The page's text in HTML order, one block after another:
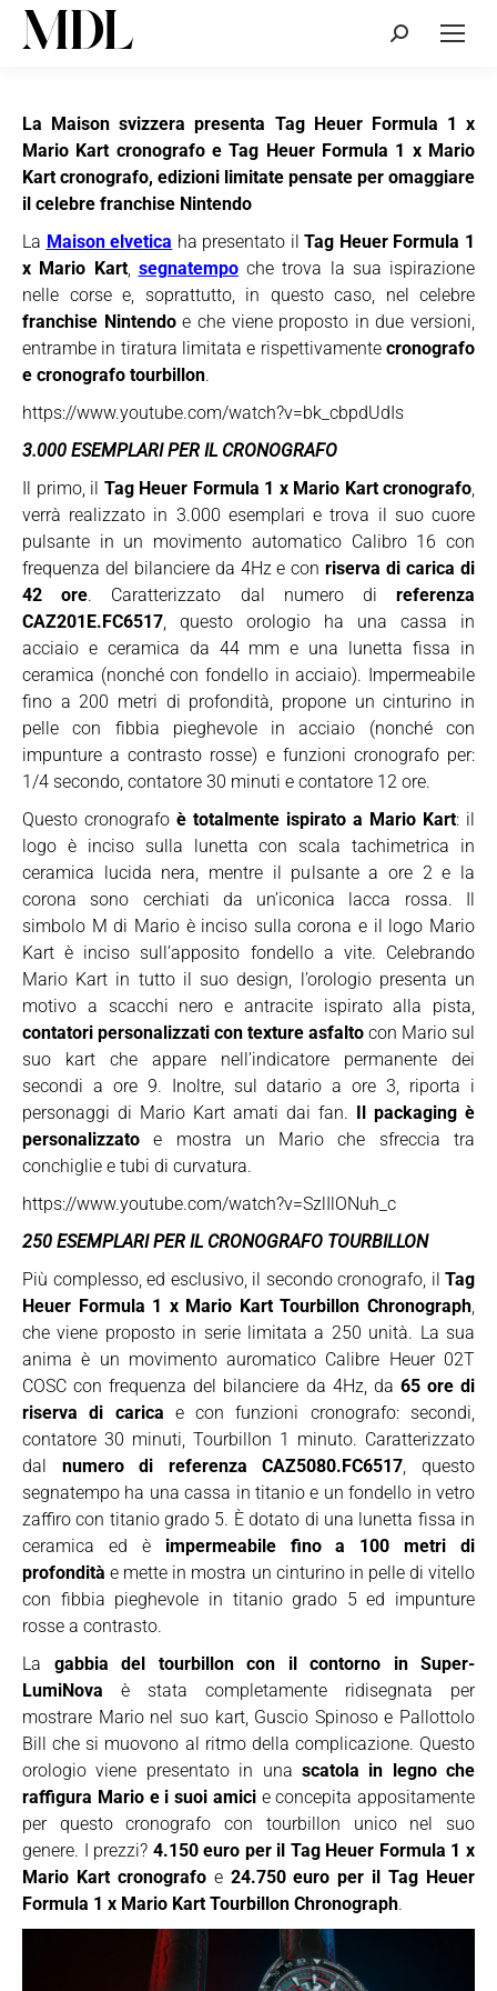
Cerca:
La Maison svizzera presenta Tag Heuer Formula 1 x
Mario Kart cronografo e Tag Heuer Formula 1 x Mario
Kart cronografo, edizioni limitate pensate per omaggiare
il celebre franchise Nintendo
La Maison elvetica ha presentato ilTag Heuer Formula 1
x Mario Kart, segnatempoche trova la sua ispirazione
nelle corse e, soprattutto, in questo caso, nel celebre
franchise Nintendoe che viene proposto in due versioni,
entrambe in tiratura limitata e rispettivamente cronografo
e cronografo tourbillon.
https://www.youtube.com/watch?v=bk_cbpdUdIs
3.000 ESEMPLARI PER IL CRONOGRAFO
Il primo, il Tag Heuer Formula 1 x Mario Kart cronografo,
verrà realizzato in 3.000 esemplari e trova il suo cuore
pulsante in un movimento automatico Calibro 16 con
frequenza del bilanciere da 4Hz e conriserva di carica di
42 ore. Caratterizzato dal numero direferenza
CAZ201E.FC6517, questo orologio ha una cassa in
acciaio e ceramica da 44 mm e una lunetta fissa in
ceramica (nonché con fondello in acciaio). Impermeabile
fino a 200 metri di profondità, propone un cinturino in
pelle con fibbia pieghevole in acciaio (nonché con
impunture a contrasto rosse) e funzioni cronografo per:
1/4 secondo, contatore 30 minuti e contatore 12 ore.
Questo cronografo è totalmente ispirato a Mario Kart: il
logo è inciso sulla lunetta con scala tachimetrica in
ceramica lucida nera, mentre il pulsante a ore 2 e la
corona sono cerchiati da un’iconica lacca rossa. Il
simbolo M di Mario è inciso sulla corona e il logo Mario
Kart è inciso sull’apposito fondello a vite. Celebrando
Mario Kart in tutto il suo design, l’orologio presenta un
motivo a scacchi nero e antracite ispirato alla pista,
contatori personalizzati con texture asfalto con Mario sul
suo kart che appare nell’indicatore permanente dei
secondi a ore 9. Inoltre, sul datario a ore 3, riporta i
personaggi di Mario Kart amati dai fan. Il packaging è
personalizzatoe mostra un Mario che sfreccia tra
conchiglie e tubi di curvatura.
https://www.youtube.com/watch?v=SzlIlONuh_c
250 ESEMPLARI PER IL CRONOGRAFO TOURBILLON
Più complesso, ed esclusivo, il secondo cronografo, il Tag
Heuer Formula 1 x Mario Kart Tourbillon Chronograph,
che viene proposto in serie limitata a 250 unità. La sua
anima è un movimento auromatico Calibre Heuer 02T
COSC con frequenza del bilanciere da 4Hz, da 65 ore di
riserva di carica e con funzioni cronografo: secondi,
contatore 30 minuti, Tourbillon 1 minuto. Caratterizzato
dal numero di referenza CAZ5080.FC6517, questo
segnatempo ha una cassa in titanio e un fondello in vetro
zaffiro con titanio grado 5. È dotato di una lunetta fissa in
ceramica ed è impermeabile fino a 100 metri di
profondità e mette in mostra un cinturino in pelle di vitello
con fibbia pieghevole in titanio grado 5 ed impunture
rosse a contrasto.
La gabbia del tourbillon con il contorno in Super-
LumiNova è stata completamente ridisegnata per
mostrare Mario nel suo kart, Guscio Spinoso e Pallottolo
Bill che si muovono al ritmo della complicazione. Questo
orologio viene presentato in una scatola in legno che
raffigura Mario e i suoi amicie concepita appositamente
per questo cronografo con tourbillon unico nel suo
genere. I prezzi? 4.150 euro per il Tag Heuer Formula 1 x
Mario Kart cronografoe 24.750 euro per il Tag Heuer
Formula 1 x Mario Kart Tourbillon Chronograph.